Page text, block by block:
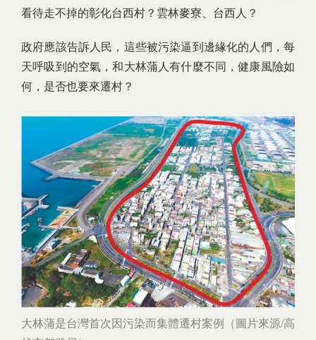
看待走不掉的彰化台西村？雲林麥寮、台西人？
政府應該告訴人民，這些被污染逼到邊緣化的人們，每
天呼吸到的空氣，和大林蒲人有什麼不同，健康風險如
何，是否也要來遷村？
大林蒲是台灣首次因污染而集體遷村案例（圖片來源/高